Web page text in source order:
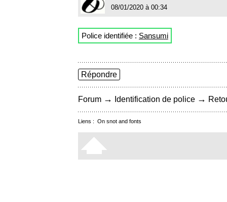
08/01/2020 à 00:34
Police identifiée : Sansumi
Répondre
Forum → Identification de police →
Liens : On snot and fonts